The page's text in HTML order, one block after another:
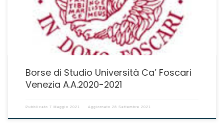
Borse di Studio Università Ca’ Foscari
Venezia A.A.2020-2021
Pubblicato 7 Maggio 2021 Aggiornato 28 Settembre 2021